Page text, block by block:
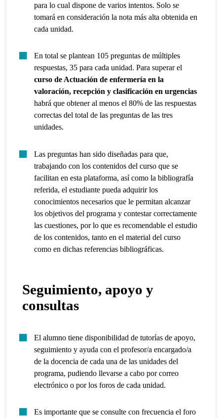
para lo cual dispone de varios intentos. Solo se
tomará en consideración la nota más alta obtenida en
cada unidad.
En total se plantean 105 preguntas de múltiples
respuestas, 35 para cada unidad. Para superar el
curso de Actuación de enfermería en la
valoración, recepción y clasificación en urgencias
habrá que obtener al menos el 80% de las respuestas
correctas del total de las preguntas de las tres
unidades.
Las preguntas han sido diseñadas para que,
trabajando con los contenidos del curso que se
facilitan en esta plataforma, así como la bibliografía
referida, el estudiante pueda adquirir los
conocimientos necesarios que le permitan alcanzar
los objetivos del programa y contestar correctamente
las cuestiones, por lo que es recomendable el estudio
de los contenidos, tanto en el material del curso
como en dichas referencias bibliográficas.
Seguimiento, apoyo y
consultas
El alumno tiene disponibilidad de tutorías de apoyo,
seguimiento y ayuda con el profesor/a encargado/a
de la docencia de cada una de las unidades del
programa, pudiendo llevarse a cabo por correo
electrónico o por los foros de cada unidad.
Es importante que se consulte con frecuencia el foro